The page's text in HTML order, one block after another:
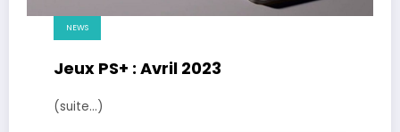
NEWS
Jeux PS+ : Avril 2023
(suite…)